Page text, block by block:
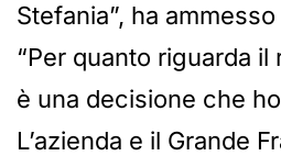
Stefania”, ha
“Per quanto riguarda
è una decisione che
L’azienda e il Grande